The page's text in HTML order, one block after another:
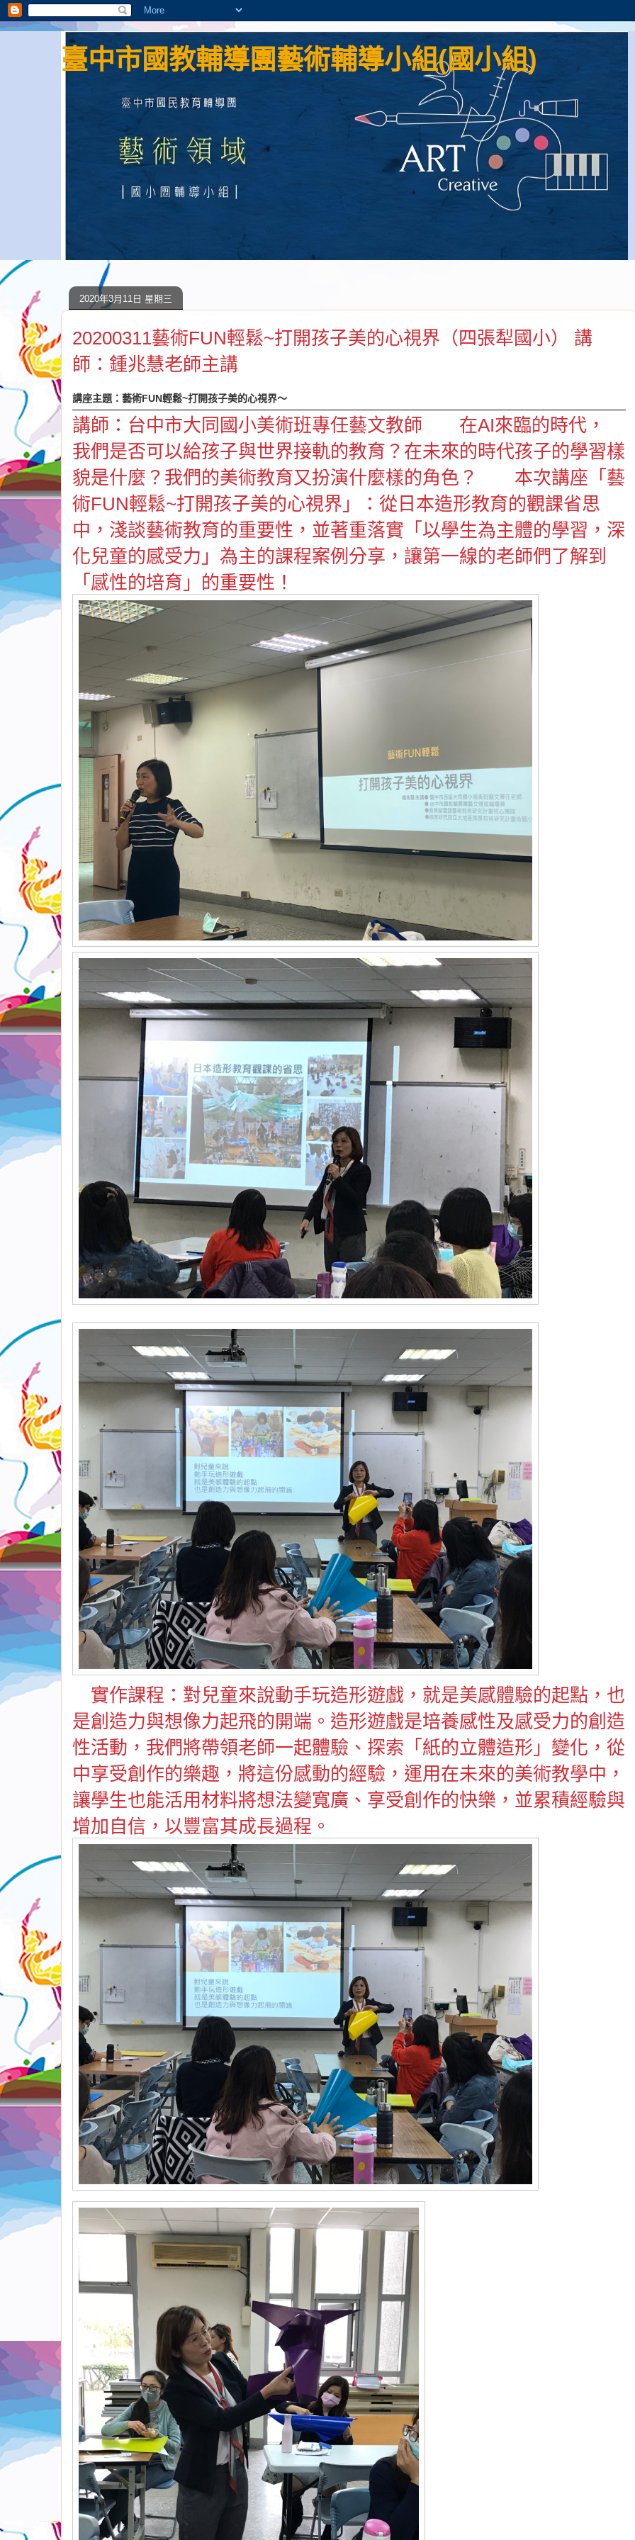
臺中市國教輔導團藝術輔導小組(國小組)
2020年3月11日 星期三
20200311藝術FUN輕鬆~打開孩子美的心視界（四張犁國小） 講
師：鍾兆慧老師主講
講座主題：藝術FUN輕鬆~打開孩子美的心視界～
講師：台中市大同國小美術班專任藝文教師
在AI來臨的時代，
我們是否可以給孩子與世界接軌的教育？在未來的時代孩子的學習樣
貌是什麼？我們的美術教育又扮演什麼樣的角色？
本次講座「藝
術FUN輕鬆~打開孩子美的心視界」：從日本造形教育的觀課省思
中，淺談藝術教育的重要性，並著重落實「以學生為主體的學習，深
化兒童的感受力」為主的課程案例分享，讓第一線的老師們了解到
「感性的培育」的重要性！
實作課程：對兒童來說動手玩造形遊戲，就是美感體驗的起點，也
是創造力與想像力起飛的開端。造形遊戲是培養感性及感受力的創造
性活動，我們將帶領老師一起體驗、探索「紙的立體造形」變化，從
中享受創作的樂趣，將這份感動的經驗，運用在未來的美術教學中，
讓學生也能活用材料將想法變寬廣、享受創作的快樂，並累積經驗與
增加自信，以豐富其成長過程 。